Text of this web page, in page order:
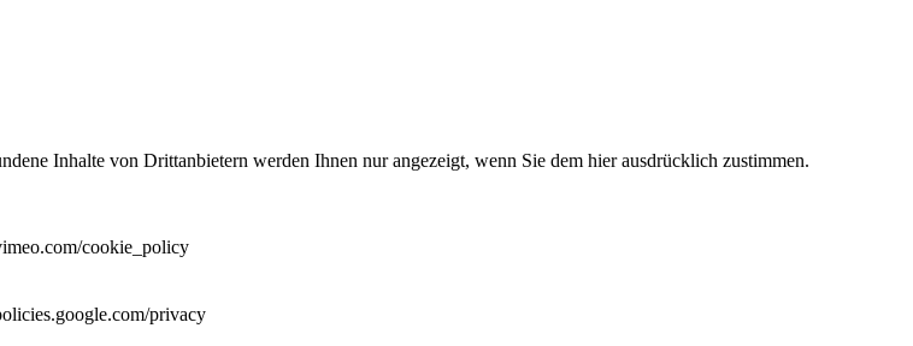
Inhalte von Drittanbietern werden Ihnen nur angezeigt, wenn Sie dem hier ausdrücklich zustimmen.
cookie_policy
privacy